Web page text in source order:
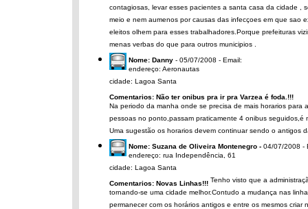
contagiosas, levar esses pacientes a santa casa da cidade ,
meio e nem aumenos por causas das infecçoes em que
eleitos olhem para esses trabalhadores.Porque prefeituras
menas verbas do que para outros municipios .
Nome: Danny - 05/07/2008 - Email:
endereço: Aeronautas
cidade: Lagoa Santa
Comentarios: Não ter onibus pra ir pra Varzea é foda.!!!
Na periodo da manha onde se precisa de mais horarios
pessoas no ponto,passam praticamente 4 onibus
Uma sugestão os horarios devem continuar sendo o antigos
Nome: Suzana de Oliveira Montenegro - 04/07/2008 -
endereço: rua Independência, 61
cidade: Lagoa Santa
Comentarios: Novas Linhas!!! Tenho visto que a
tornando-se uma cidade melhor.Contudo a mudança nas
permanecer com os horários antigos e entre os mesmos